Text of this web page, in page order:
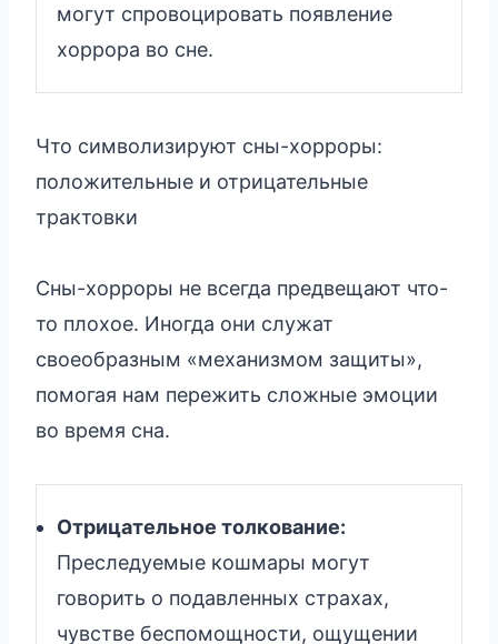
могут спровоцировать появление
хоррора во сне.
Что символизируют сны-хорроры:
положительные и отрицательные
трактовки
Сны-хорроры не всегда предвещают что-
то плохое. Иногда они служат
своеобразным «механизмом защиты»,
помогая нам пережить сложные эмоции
во время сна.
Отрицательное толкование:
Преследуемые кошмары могут
говорить о подавленных страхах,
чувстве беспомощности, ощущении